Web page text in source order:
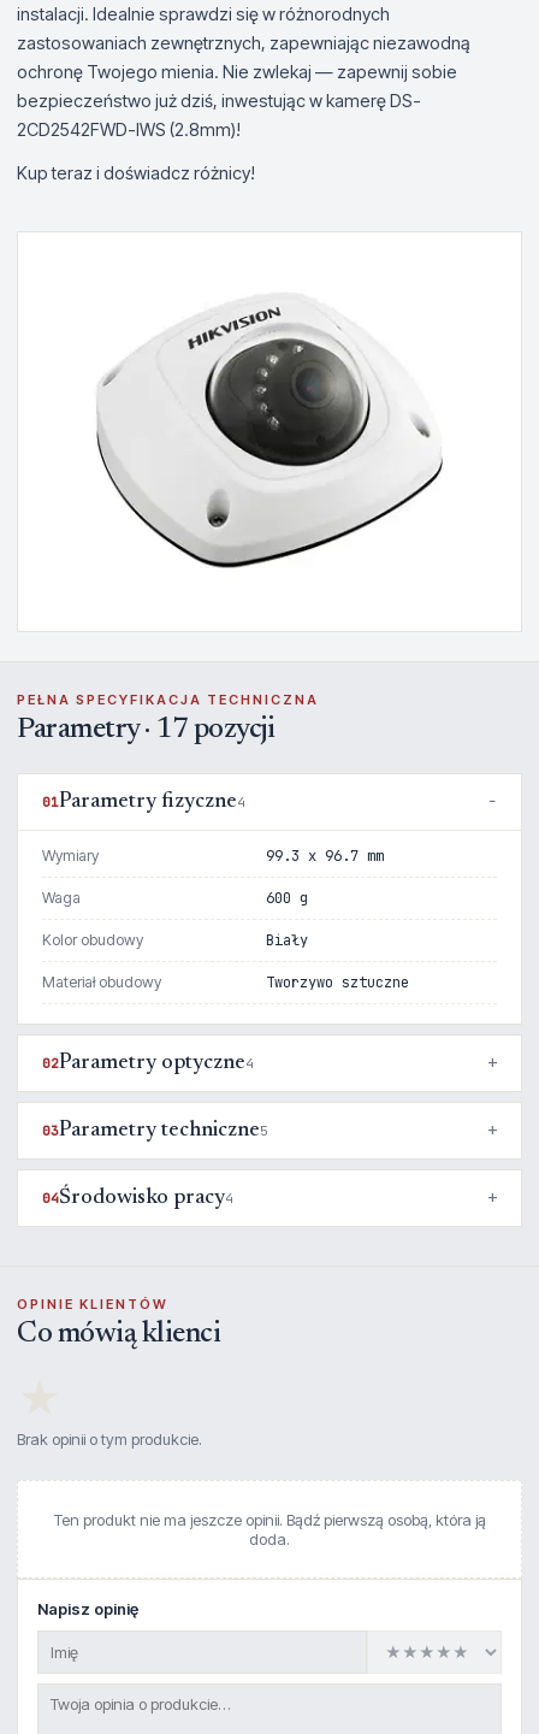
instalacji. Idealnie sprawdzi się w różnorodnych
zastosowaniach zewnętrznych, zapewniając niezawodną
ochronę Twojego mienia. Nie zwlekaj — zapewnij sobie
bezpieczeństwo już dziś, inwestując w kamerę DS-
2CD2542FWD-IWS (2.8mm)!
Kup teraz i doświadcz różnicy!
PEŁNA SPECYFIKACJA TECHNICZNA
Parametry · 17 pozycji
01Parametry fizyczne4
Wymiary 99.3 x 96.7 mm
Waga 600 g
Kolor obudowy Biały
Materiał obudowy Tworzywo sztuczne
02Parametry optyczne4
03Parametry techniczne5
04Środowisko pracy4
OPINIE KLIENTÓW
Co mówią klienci
Brak opinii o tym produkcie.
Ten produkt nie ma jeszcze opinii. Bądź pierwszą osobą, która ją
doda.
Napisz opinię